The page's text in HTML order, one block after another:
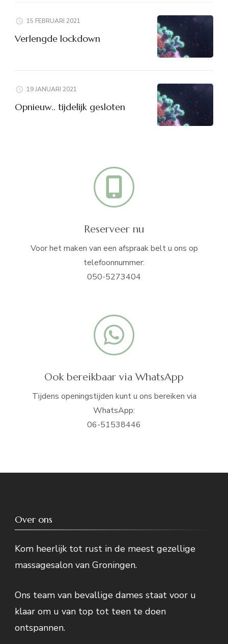
15 FEBRUARI 2021
Verlengde lockdown
19 JANUARI 2021
Opnieuw.. tijdelijk gesloten
Reserveer nu
Voor het maken van een afspraak belt u ons op
telefoonnummer:
050-5273404
Ook bereikbaar via WhatsApp
Tijdens openingstijden kunt u ons bereiken via
WhatsApp:
06-51538446
Over ons
Kom heerlijk tot rust in de meest gezellige
massagesalon van Groningen.
Ons team van bevallige dames staat voor u
klaar om u van top tot teen te doen
ontspannen.